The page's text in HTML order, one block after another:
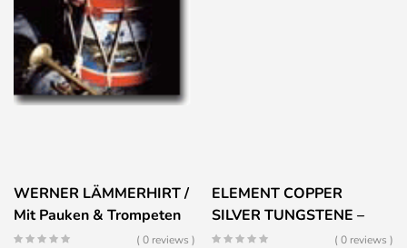
WERNER LÄMMERHIRT /
Mit Pauken & Trompeten
( 0 reviews )
ELEMENT COPPER
SILVER TUNGSTENE –
Potenza
( 0 reviews )